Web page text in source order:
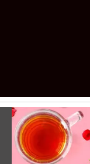
Vorige